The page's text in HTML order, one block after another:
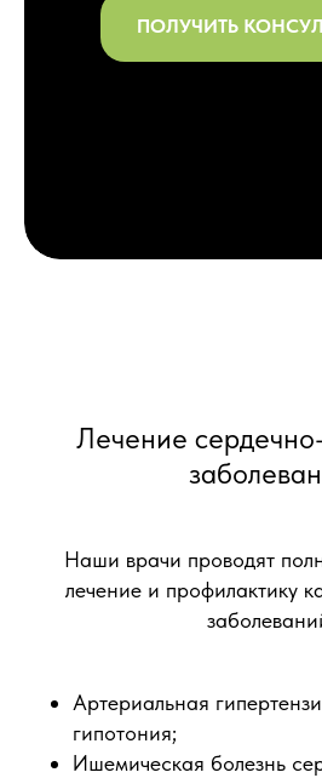
ПОЛУЧИТЬ
Лечение
Наши врачи проводят
лечение и профилактику
Артериальная
гипотония;
Ишемическая болезнь